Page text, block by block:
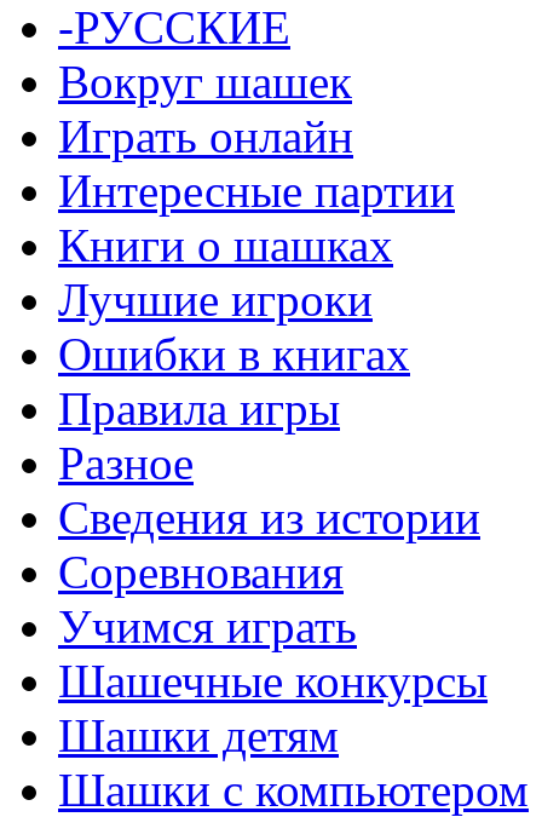
-РУССКИЕ
Вокруг шашек
Играть онлайн
Интересные партии
Книги о шашках
Лучшие игроки
Ошибки в книгах
Правила игры
Разное
Сведения из истории
Соревнования
Учимся играть
Шашечные конкурсы
Шашки детям
Шашки с компьютером